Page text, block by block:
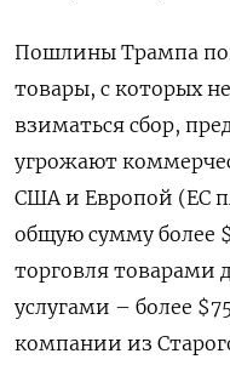
Пошлины Трампа
товары, с которых
взиматься сбор,
угрожают
США и Европой (ЕС
общую сумму более
торговля товарами
услугами – более
компании из